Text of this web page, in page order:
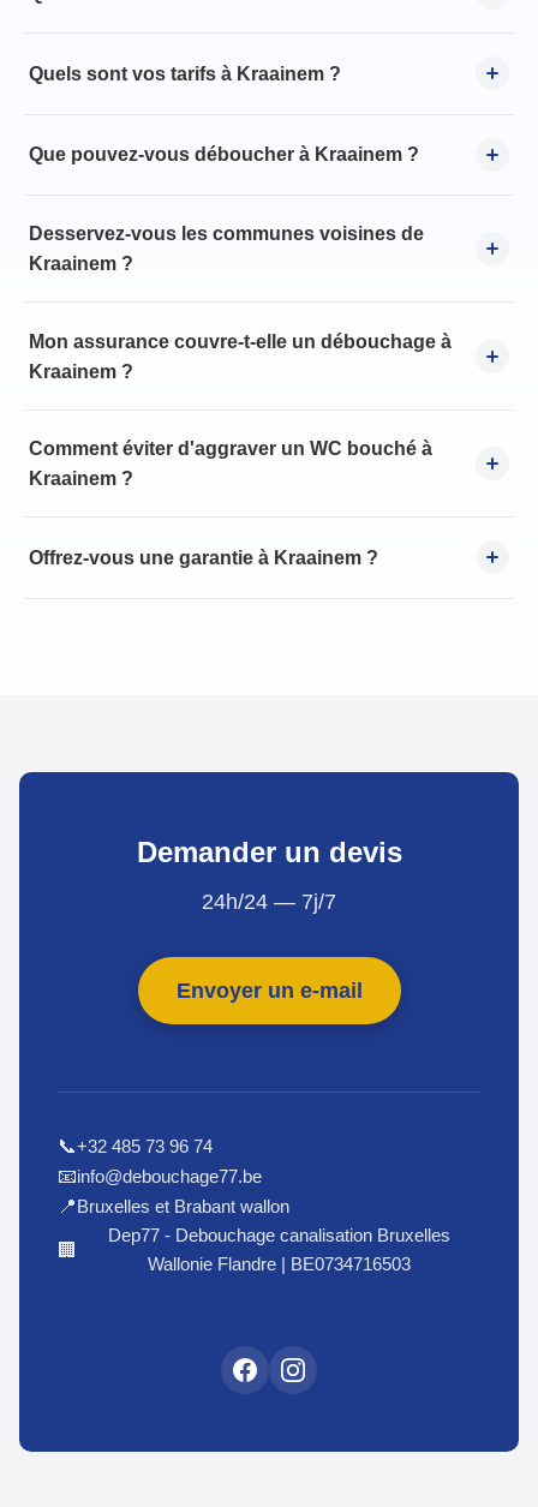
Quels sont vos tarifs à Kraainem ?
Que pouvez-vous déboucher à Kraainem ?
Desservez-vous les communes voisines de
Kraainem ?
Mon assurance couvre-t-elle un débouchage à
Kraainem ?
Comment éviter d'aggraver un WC bouché à
Kraainem ?
Offrez-vous une garantie à Kraainem ?
Demander un devis
24h/24 — 7j/7
Envoyer un e-mail
📞+32 485 73 96 74
📧info@debouchage77.be
📍Bruxelles et Brabant wallon
🏢
Dep77 - Debouchage canalisation Bruxelles
Wallonie Flandre | BE0734716503